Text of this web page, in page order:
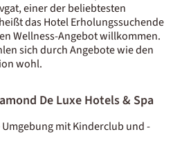
einer der beliebtesten
das Hotel Erholungssuchende
Wellness-Angebot willkommen.
sich durch Angebote wie den
wohl.
De Luxe Hotels & Spa
mit Kinderclub und -